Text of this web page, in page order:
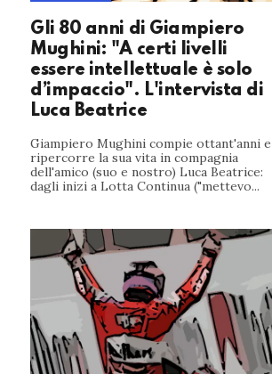
Gli 80 anni di Giampiero
Mughini: "A certi livelli
essere intellettuale è solo
d’impaccio". L'intervista di
Luca Beatrice
Giampiero Mughini compie ottant'anni e
ripercorre la sua vita in compagnia
dell'amico (suo e nostro) Luca Beatrice:
dagli inizi a Lotta Continua ("mettevo...